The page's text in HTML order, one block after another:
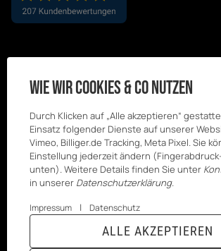
© Kesenci
Versand
Wie wir Cookies & Co nutzen
Durch Klicken auf „Alle akzeptieren“
Einsatz folgender Dienste auf unserer
Vimeo, Billiger.de Tracking, Meta Pixel. Sie
Einstellung jederzeit ändern
unten). Weitere Details finden Sie unter
in unserer Datenschutzerklärung.
Impressum | Datenschutz
ALLE AKZEPTIEREN